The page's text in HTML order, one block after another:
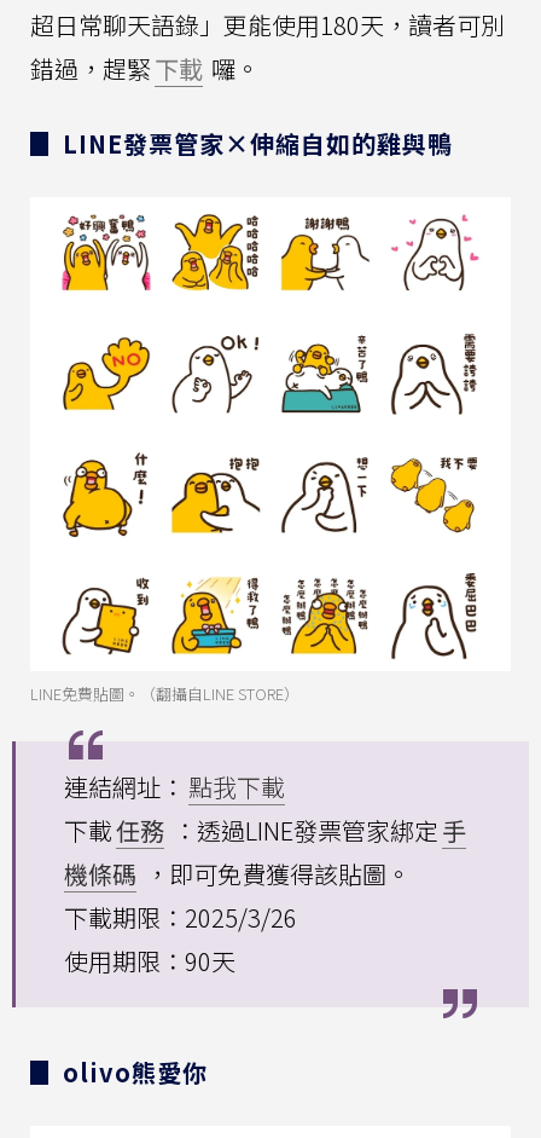
超日常聊天語錄」更能使用180天，讀者可別
錯過，趕緊下載 囉。
▊ LINE發票管家×伸縮自如的雞與鴨
LINE免費貼圖。（翻攝自LINE STORE）
連結網址： 點我下載
下載任務 ：透過LINE發票管家綁定 手
機條碼 ，即可免費獲得該貼圖。
下載期限：2025/3/26
使用期限：90天
▊ olivo熊愛你